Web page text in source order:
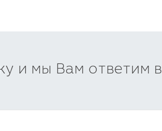
и мы Вам ответим в